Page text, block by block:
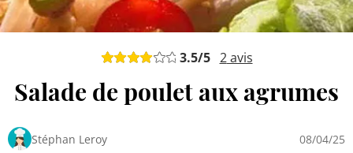
3.5/5 2avis
Salade de poulet aux agrumes
Stéphan Leroy 08/04/25